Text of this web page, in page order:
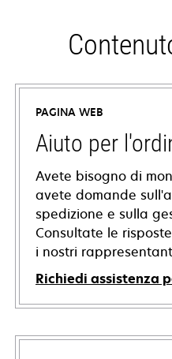
PAGINA WEB
Aiuto per
Avete bisogno di
avete domande
spedizione e sulla
Consultate le
i nostri
Richiedi assistenza